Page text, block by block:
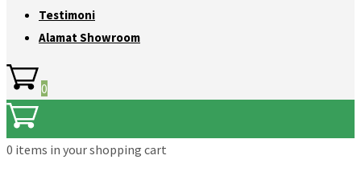
Testimoni
Alamat Showroom
0
0 items in your shopping cart